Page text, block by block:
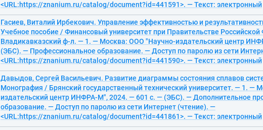
<URL:https://znanium.ru/catalog/document?id=441591>. — Текст: электронный
Гасиев, Виталий Ирбекович. Управление эффективностью и
Учебное пособие / Финансовый университет при Правительстве
Владикавказский ф-л. — 1. — Москва: ООО "Научно-издательский центр
(ЭБС). — Профессиональное образование. — Доступ по паролю из сети
<URL:https://znanium.ru/catalog/document?id=441590>. — Текст: электронный
Давыдов, Сергей Васильевич. Развитие диаграммы состояния сплавов
Монография / Брянский государственный технический университет. — 1. —
издательский центр ИНФРА-М", 2024. — 601 с. — (ЭБС). — Дополнительное
образование. — Доступ по паролю из сети Интернет (чтение). —
<URL:https://znanium.ru/catalog/document?id=441861>. — Текст: электронный